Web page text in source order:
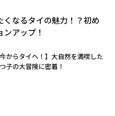
くなるタイの魅力！？初め
アップ！
今からタイへ！】大自然を満喫した
子の大冒険に密着！